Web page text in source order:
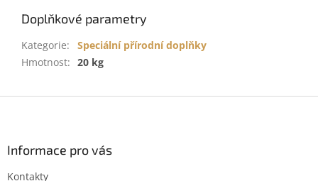
Doplňkové parametry
Kategorie:
Speciální přírodní doplňky
Hmotnost: 20 kg
Informace pro vás
Kontakty